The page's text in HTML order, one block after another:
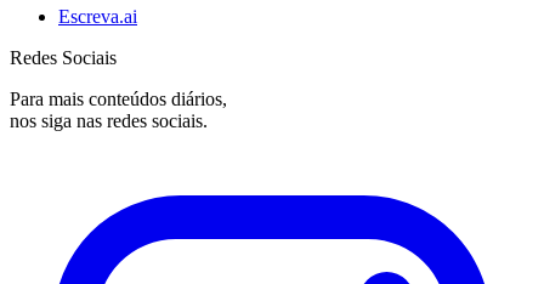
Escreva.ai
Redes Sociais
Para mais conteúdos diários,
nos siga nas redes sociais.